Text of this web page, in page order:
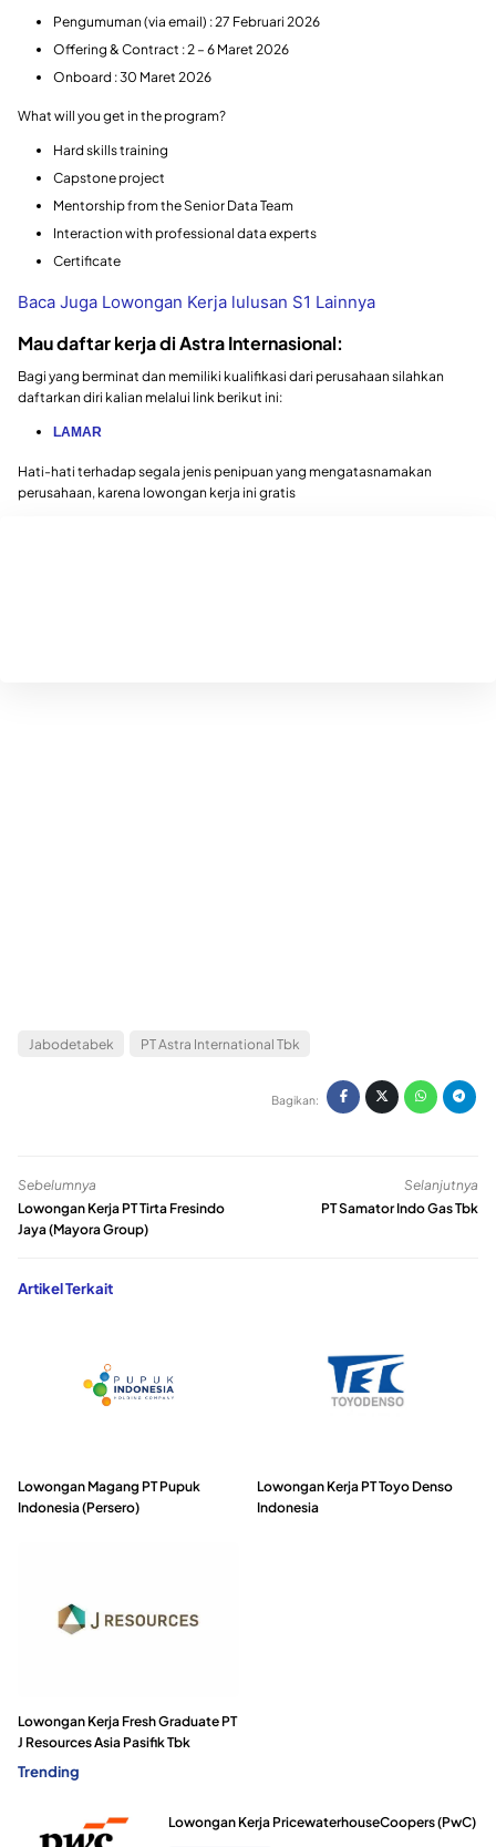
Pengumuman (via email) : 27 Februari 2026
Offering & Contract : 2 – 6 Maret 2026
Onboard : 30 Maret 2026
What will you get in the program?
Hard skills training
Capstone project
Mentorship from the Senior Data Team
Interaction with professional data experts
Certificate
Baca Juga Lowongan Kerja lulusan S1 Lainnya
Mau daftar kerja di Astra Internasional:
Bagi yang berminat dan memiliki kualifikasi dari perusahaan silahkan
daftarkan diri kalian melalui link berikut ini:
LAMAR
Hati-hati terhadap segala jenis penipuan yang mengatasnamakan
perusahaan, karena lowongan kerja ini gratis
Jabodetabek PT Astra International Tbk
Bagikan:
Sebelumnya
Lowongan Kerja PT Tirta Fresindo
Jaya (Mayora Group)
Selanjutnya
PT Samator Indo Gas Tbk
Artikel Terkait
Lowongan Magang PT Pupuk
Indonesia (Persero)
Lowongan Kerja PT Toyo Denso
Indonesia
Lowongan Kerja Fresh Graduate PT
J Resources Asia Pasifik Tbk
Trending
Lowongan Kerja PricewaterhouseCoopers (PwC)